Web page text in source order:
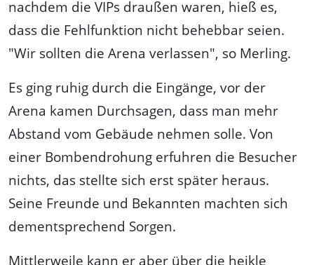
nachdem die VIPs draußen waren, hieß es,
dass die Fehlfunktion nicht behebbar seien.
"Wir sollten die Arena verlassen", so Merling.
Es ging ruhig durch die Eingänge, vor der
Arena kamen Durchsagen, dass man mehr
Abstand vom Gebäude nehmen solle. Von
einer Bombendrohung erfuhren die Besucher
nichts, das stellte sich erst später heraus.
Seine Freunde und Bekannten machten sich
dementsprechend Sorgen.
Mittlerweile kann er aber über die heikle